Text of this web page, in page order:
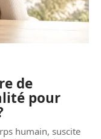
de
pour
humain, suscite